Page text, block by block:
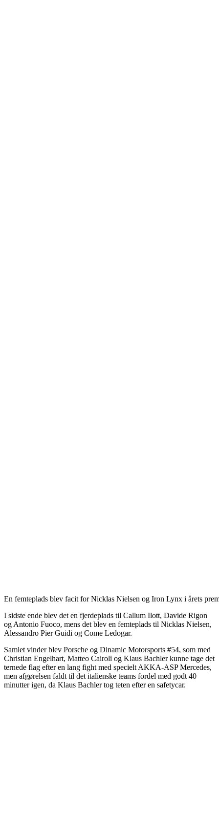
En femteplads blev facit for Nicklas Nielsen og Iron Lynx i årets
I sidste ende blev det en fjerdeplads til Callum Ilott, Davide Rigon
og Antonio Fuoco, mens det blev en femteplads til Nicklas Nielsen,
Alessandro Pier Guidi og Come Ledogar.
Samlet vinder blev Porsche og Dinamic Motorsports #54, som med
Christian Engelhart, Matteo Cairoli og Klaus Bachler kunne tage det
ternede flag efter en lang fight med specielt AKKA-ASP Mercedes,
men afgørelsen faldt til det italienske teams fordel med godt 40
minutter igen, da Klaus Bachler tog teten efter en safetycar.